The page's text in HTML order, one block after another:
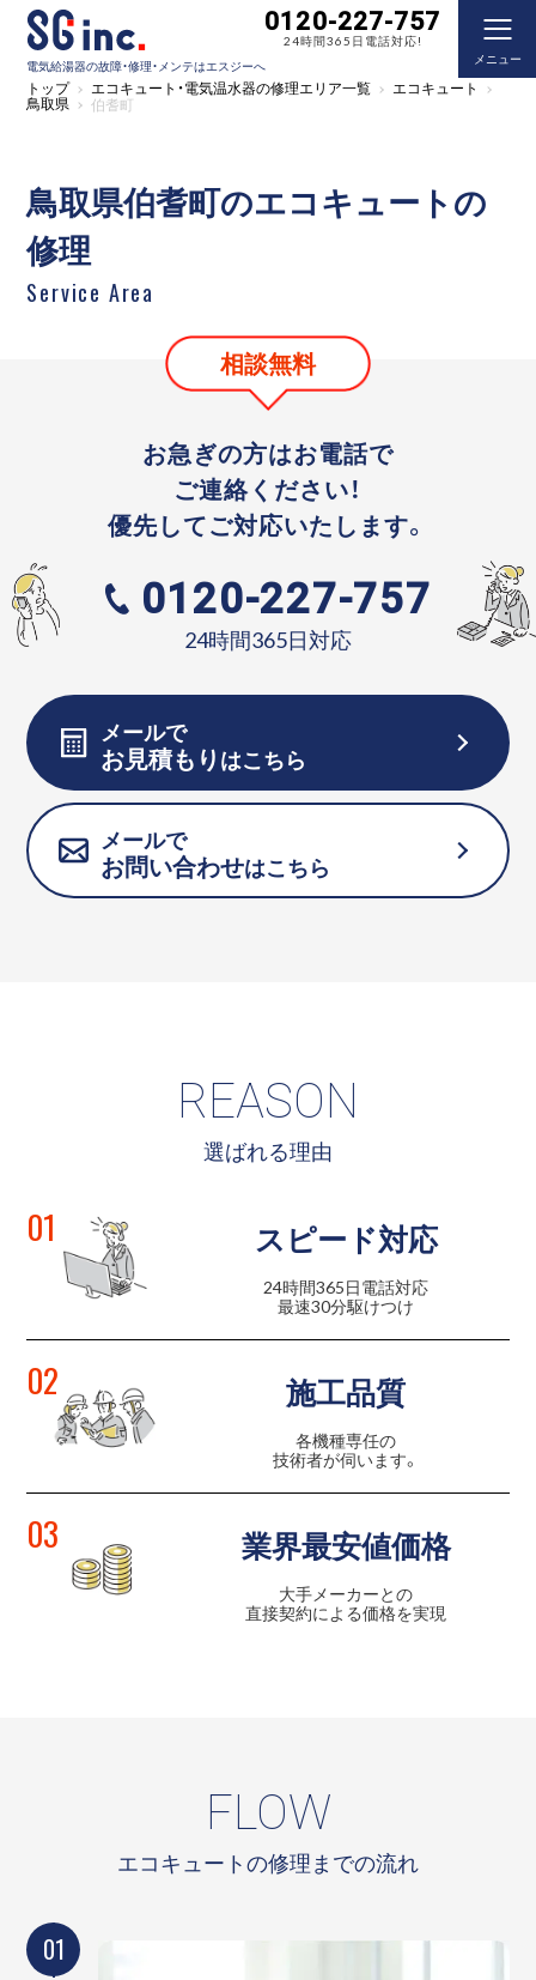
電気給湯器の故障・修理・メンテはエスジーへ
0120-227-757
24時間365日電話対応!
メニュー
トップ エコキュート・電気温水器の修理エリア一覧 エコキュート
鳥取県 伯耆町
鳥取県伯耆町のエコキュートの
修理
Service Area
相談無料
お急ぎの方はお電話で
ご連絡ください！
優先してご対応いたします。
0120-227-757
24時間365日対応
メールで
お見積もりはこちら
メールで
お問い合わせはこちら
REASON
選ばれる理由
01 スピード対応
24時間365日電話対応
最速30分駆けつけ
02 施工品質
各機種専任の
技術者が伺います。
03 業界最安値価格
大手メーカーとの
直接契約による価格を実現
FLOW
エコキュートの修理までの流れ
01